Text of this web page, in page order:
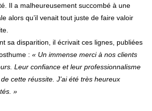
Il a malheureusement succombé à une
alors qu’il venait tout juste de faire valoir
sa disparition, il écrivait ces lignes, publiées
: « Un immense merci à nos clients
Leur confiance et leur professionnalisme
cette réussite. J’ai été très heureux
»